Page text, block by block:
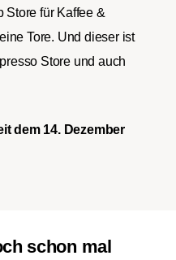
Store für Kaffee &
Tore. Und dieser ist
Store und auch
dem 14. Dezember
schon mal